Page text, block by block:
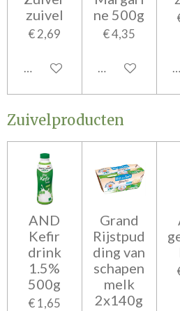
zuivel
€ 2,69
In winkelwagen
ne 500g
€ 4,35
In winkelwagen
Zuivelproducten
AND
Kefir
drink
1.5%
500g
€ 1,65
Grand
Rijstpud
ding van
schapen
melk
2x140g